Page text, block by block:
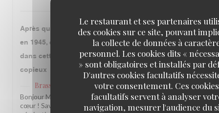
Le restaurant et ses partenaires
des cookies sur ce site, pouvant
la collecte de données à
personnel. Les cookies dits «
» sont obligatoires et installés par
D'autres cookies facultatifs
votre consentement. Ces cookies
facultatifs servent à analyser
navigation, mesurer l'audience du
Après que notre grand mère qui y a fêté la libération
en 1945, ce fut l’occasion avec mon époux de venir
dans cette institution. Le repas fut très bon et
copieux
Brasserie Lipp
a répondu à cet avis
Bonjour Monika, Quel beau message, merci du fond du
cœur ! Savoir que notre établissement traverse les